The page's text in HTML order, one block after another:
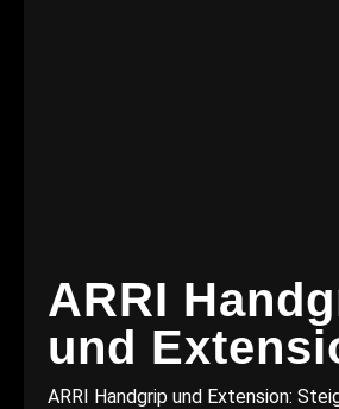
ARRI
und
ARRI Handgrip und Extension: